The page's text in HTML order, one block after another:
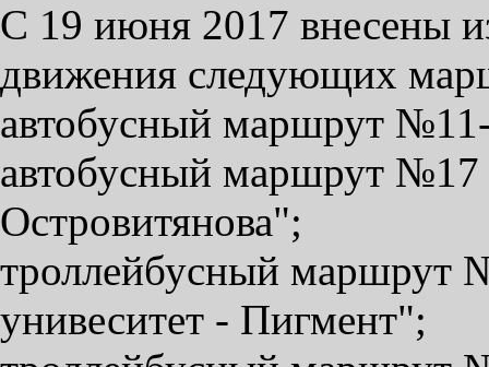
С 19 июня 2017 внесены
движения следующих
автобусный маршрут
автобусный маршрут №17
Островитянова";
троллейбусный маршрут
унивеситет - Пигмент";